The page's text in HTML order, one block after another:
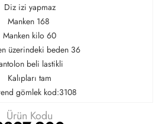
Diz izi yapmaz
Manken 168
Manken kilo 60
üzerindeki beden 36
beli lastikli
Kalıpları tam
gömlek kod:3108
Ürün Kodu